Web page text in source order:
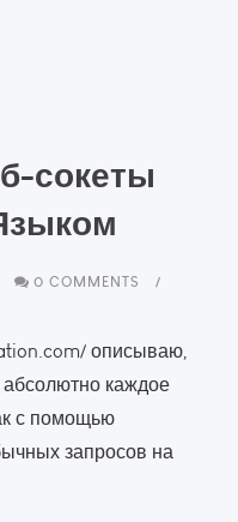
сокеты
0 COMMENTS
описываю,
абсолютно каждое
с помощью
запросов на